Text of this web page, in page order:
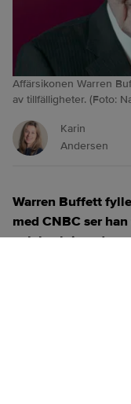
Affärsikonen Warren
av tillfälligheter. (Foto:
Karin
Andersen
Warren Buffett
med CNBC ser
och beskriver den